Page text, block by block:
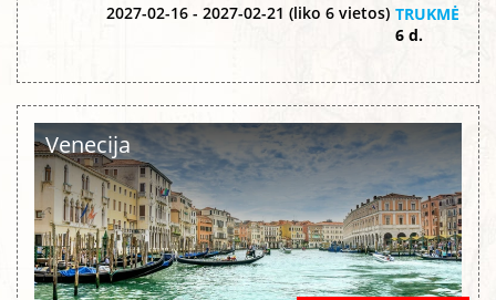
2027-02-16 - 2027-02-21 (liko 6 vietos) TRUKMĖ
6 d.
Venecija